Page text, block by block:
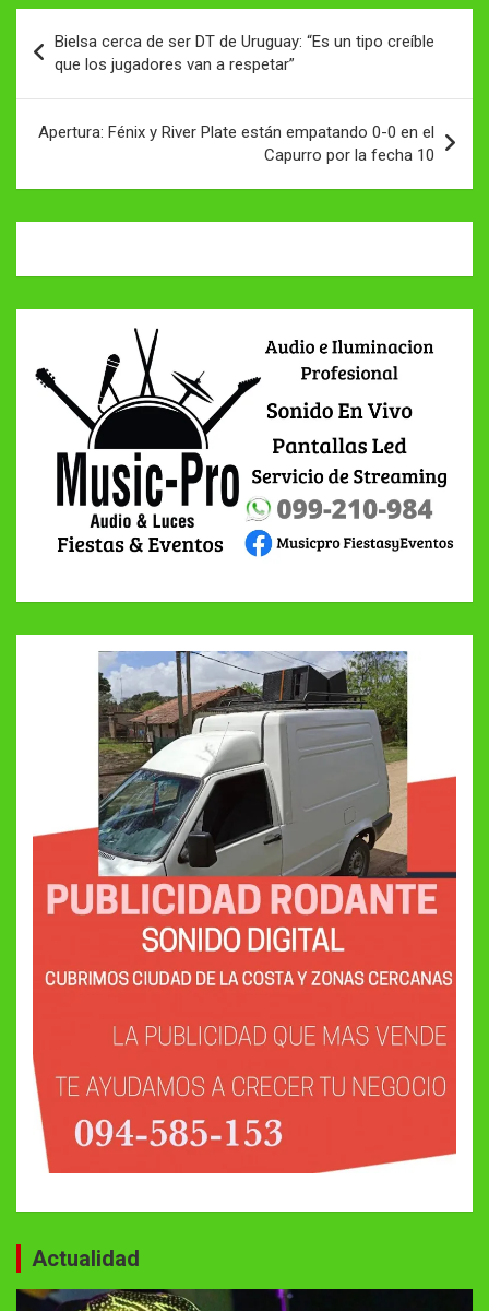
de
entradas
Bielsa cerca de ser DT de Uruguay: “Es un tipo creíble
que los jugadores van a respetar”
Apertura: Fénix y River Plate están empatando 0-0 en el
Capurro por la fecha 10
Actualidad